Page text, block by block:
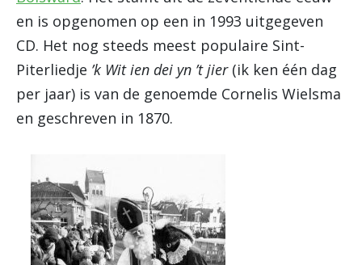
en is opgenomen op een in 1993 uitgegeven
CD. Het nog steeds meest populaire Sint-
Piterliedje ’k Wit ien dei yn ’t jier (ik ken één dag
per jaar) is van de genoemde Cornelis Wielsma
en geschreven in 1870.